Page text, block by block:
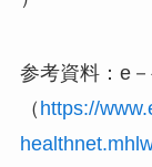
参考資料：e
（ https://